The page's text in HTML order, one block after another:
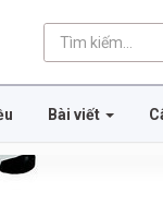
Bài viết